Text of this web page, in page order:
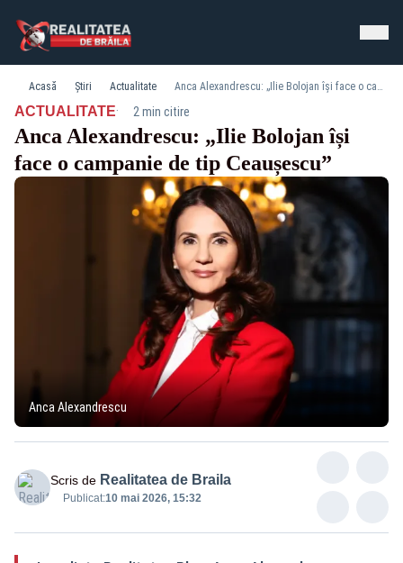
Acasă Știri Actualitate Anca Alexandrescu: „Ilie Bolojan își face o campanie de tip Ceaușescu”
ACTUALITATE· 2 min citire
Anca Alexandrescu: „Ilie Bolojan își
face o campanie de tip Ceaușescu”
Anca Alexandrescu
Scris de Realitatea de Braila
Publicat:10 mai 2026, 15:32